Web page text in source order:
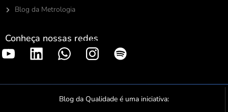
Blog da Metrologia
Conheça nossas redes
S
o
t
Blog da Qualidade é uma iniciativa: